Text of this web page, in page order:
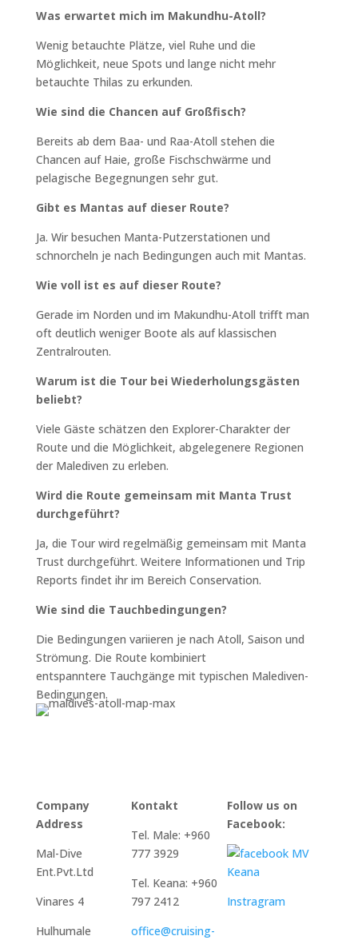
Was erwartet mich im Makundhu-Atoll?
Wenig betauchte Plätze, viel Ruhe und die
Möglichkeit, neue Spots und lange nicht mehr
betauchte Thilas zu erkunden.
Wie sind die Chancen auf Großfisch?
Bereits ab dem Baa- und Raa-Atoll stehen die
Chancen auf Haie, große Fischschwärme und
pelagische Begegnungen sehr gut.
Gibt es Mantas auf dieser Route?
Ja. Wir besuchen Manta-Putzerstationen und
schnorcheln je nach Bedingungen auch mit Mantas.
Wie voll ist es auf dieser Route?
Gerade im Norden und im Makundhu-Atoll trifft man
oft deutlich weniger Boote als auf klassischen
Zentralrouten.
Warum ist die Tour bei Wiederholungsgästen
beliebt?
Viele Gäste schätzen den Explorer-Charakter der
Route und die Möglichkeit, abgelegenere Regionen
der Malediven zu erleben.
Wird die Route gemeinsam mit Manta Trust
durchgeführt?
Ja, die Tour wird regelmäßig gemeinsam mit Manta
Trust durchgeführt. Weitere Informationen und Trip
Reports findet ihr im Bereich Conservation.
Wie sind die Tauchbedingungen?
Die Bedingungen variieren je nach Atoll, Saison und
Strömung. Die Route kombiniert
entspanntere Tauchgänge mit typischen Malediven-
Bedingungen.
Company
Address
Mal-Dive
Ent.Pvt.Ltd
Vinares 4
Hulhumale
Kontakt
Tel. Male: +960
777 3929
Tel. Keana: +960
797 2412
office@cruising-
Follow us on
Facebook:
MV
Keana
Instragram